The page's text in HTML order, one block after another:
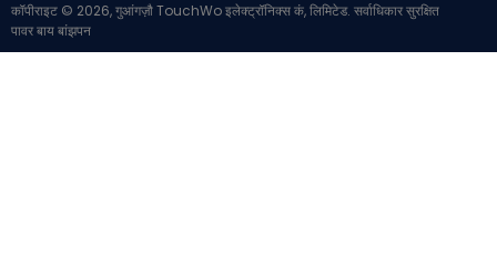
कॉपीराइट © 2026, गुआंगज़ौ TouchWo इलेक्ट्रॉनिक्स कं, लिमिटेड. सर्वाधिकार सुरक्षित
पावर बायबांझपन